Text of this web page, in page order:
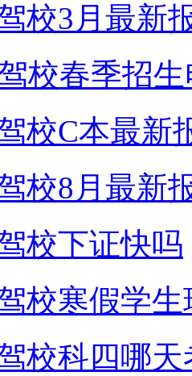
校3月最新
校春季招
校C本最新
校8月最新
校下证快吗
校寒假学生
校科四哪天